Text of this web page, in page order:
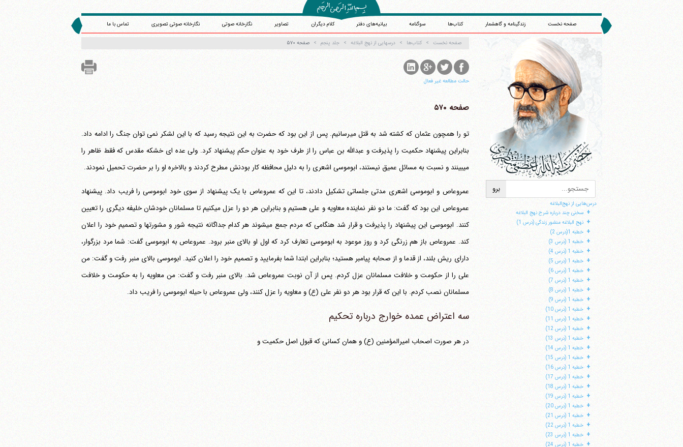
صفحه نخست زندگینامه و گاهشمار کتاب‌ها سوگنامه بیانیه‌های دفتر کلام دیگران تصاویر نگارخانه صوتی نگارخانه صوتی تصویری تماس با ما
درس‌هایی از نهج‌البلاغه
+ سخنی چند درباره شرح نهج البلاغه
+ نهج البلاغه منشور زندگی (درس 1)
+ خطبه 1(درس 2)
+ خطبه 1 (درس 3)
+ خطبه 1 (درس 4)
+ خطبه 1 (درس 5)
+ خطبه 1 (درس 6)
+ خطبه 1 (درس 7)
+ خطبه 1 (درس 8)
+ خطبه 1 (درس 9)
+ خطبه 1 (درس 10)
+ خطبه 1 (درس 11)
+ خطبه 1 (درس 12)
+ خطبه 1 (درس 13)
+ خطبه 1 (درس 14)
+ خطبه 1 (درس 15)
+ خطبه 1 (درس 16)
+ خطبه 1 (درس 17)
+ خطبه 1 (درس 18)
+ خطبه 1 (درس 19)
+ خطبه 1 (درس 20)
+ خطبه 1 (درس 21)
+ خطبه 1 (درس 22)
+ خطبه 1 (درس 23)
+ خطبه 1 (درس 24)
صفحه نخست کتاب‌ها درسهایی از نهج البلاغه جلد پنجم صفحه ۵۷۰
حالت مطالعه غیر فعال
صفحه ۵۷۰
تو را همچون عثمان که کشته شد به قتل می‎رسانیم. پس از این بود که حضرت به این نتیجه رسید که با این لشکر نمی توان جنگ را ادامه داد.
بنابراین پیشنهاد حکمیت را پذیرفت و عبدالله بن عباس را از طرف خود به عنوان حکم پیشنهاد کرد. ولی عده ای خشکه مقدس که فقط ظاهر را
می‎بینند و نسبت به مسائل عمیق نیستند، ابوموسی اشعری را به دلیل محافظه کار بودنش مطرح کردند و بالاخره او را بر حضرت تحمیل نمودند.
عمروعاص و ابوموسی اشعری مدتی جلساتی تشکیل دادند، تا این که عمروعاص با یک پیشنهاد از سوی خود ابوموسی را فریب داد. پیشنهاد
عمروعاص این بود که گفت: ما دو نفر نماینده معاویه و علی هستیم و بنابراین هر دو را عزل می‎کنیم تا مسلمانان خودشان خلیفه دیگری را تعیین
کنند. ابوموسی این پیشنهاد را پذیرفت و قرار شد هنگامی که مردم جمع می‎شوند هر کدام جداگانه نتیجه شور و مشورتها و تصمیم خود را اعلان
کند. عمروعاص باز هم زرنگی کرد و روز موعود به ابوموسی تعارف کرد که اول او بالای منبر برود. عمروعاص به ابوموسی گفت: شما مرد بزرگوار،
دارای ریش بلند، از قدما و از صحابه پیامبر هستید؛ بنابراین ابتدا شما بفرمایید و تصمیم خود را اعلان کنید. ابوموسی بالای منبر رفت و گفت: من
علی را از حکومت و خلافت مسلمانان عزل کردم. پس از آن نوبت عمروعاص شد. بالای منبر رفت و گفت: من معاویه را به حکومت و خلافت
مسلمانان نصب کردم. با این که قرار بود هر دو نفر علی (ع) و معاویه را عزل کنند، ولی عمروعاص با حیله ابوموسی را فریب داد.
سه اعتراض عمده خوارج درباره تحکیم
در هر صورت اصحاب امیرالمؤمنین (ع) و همان کسانی که قبول اصل حکمیت و